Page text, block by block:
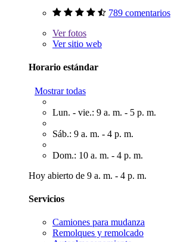
789 comentarios
Verfotos
Ver sitio web
Horario estándar
Mostrar todas
Lun. - vie.: 9 a. m. - 5 p. m.
Sáb.: 9 a. m. - 4 p. m.
Dom.: 10 a. m. - 4 p. m.
Hoy abierto de 9 a. m. - 4 p. m.
Servicios
Camiones para mudanza
Remolques y remolcado